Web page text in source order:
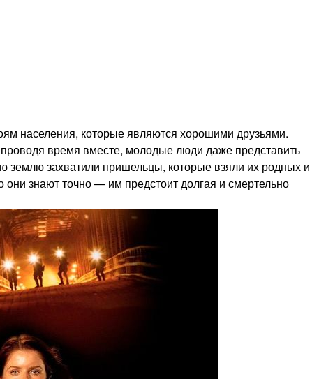
населения, которые являются хорошими друзьями.
время вместе, молодые люди даже представить
землю захватили пришельцы, которые взяли их родных и
они знают точно — им предстоит долгая и смертельно